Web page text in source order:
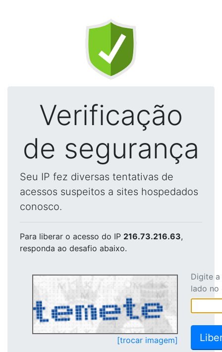
Verificação
de segurança
Seu IP fez diversas tentativas de
acessos suspeitos a sites hospedados
conosco.
Para liberar o acesso do IP 216.73.216.63,
responda ao desafio abaixo.
[trocar imagem]
Digite
lado no